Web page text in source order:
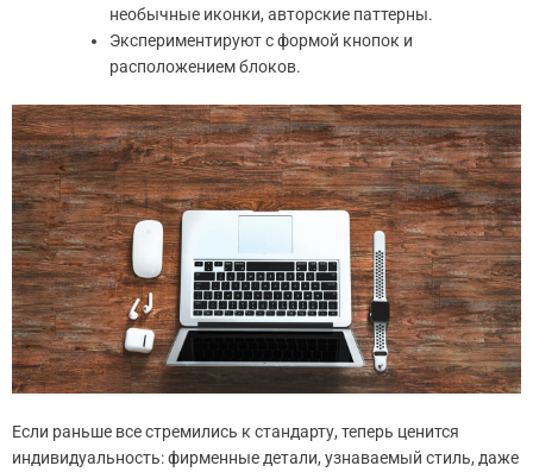
необычные иконки, авторские паттерны.
Экспериментируют с формой кнопок и
расположением блоков.
Если раньше все стремились к стандарту, теперь ценится
индивидуальность: фирменные детали, узнаваемый стиль, даже